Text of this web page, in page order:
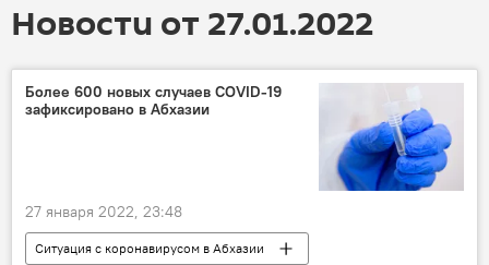
Новости от 27.01.2022
Более 600 новых случаев COVID-19
зафиксировано в Абхазии
27 января 2022, 23:48
Ситуация с коронавирусом в Абхазии